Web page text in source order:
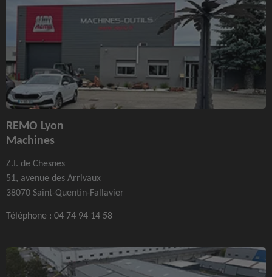
REMO Lyon
Machines
Z.I. de Chesnes
51, avenue des Arrivaux
38070 Saint-Quentin-Fallavier
Téléphone : 04 74 94 14 58